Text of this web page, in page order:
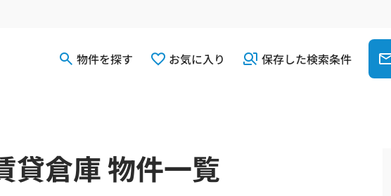
物件を探す お気に入り 保存した検索条件
貸倉庫 物件一覧